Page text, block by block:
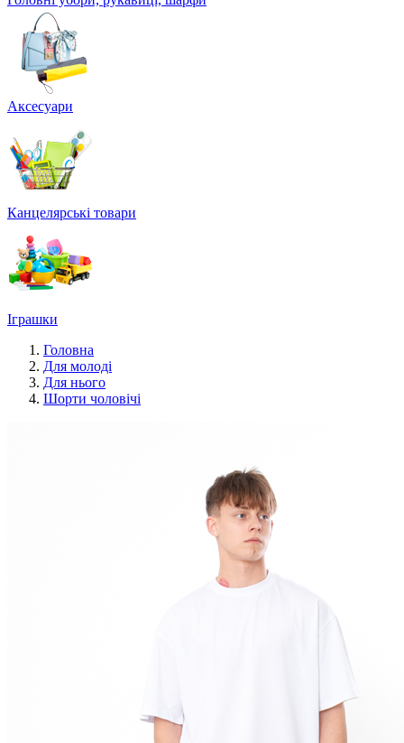
Аксесуари
Канцелярські товари
Іграшки
Головна
Для молоді
Для нього
Шорти чоловічі